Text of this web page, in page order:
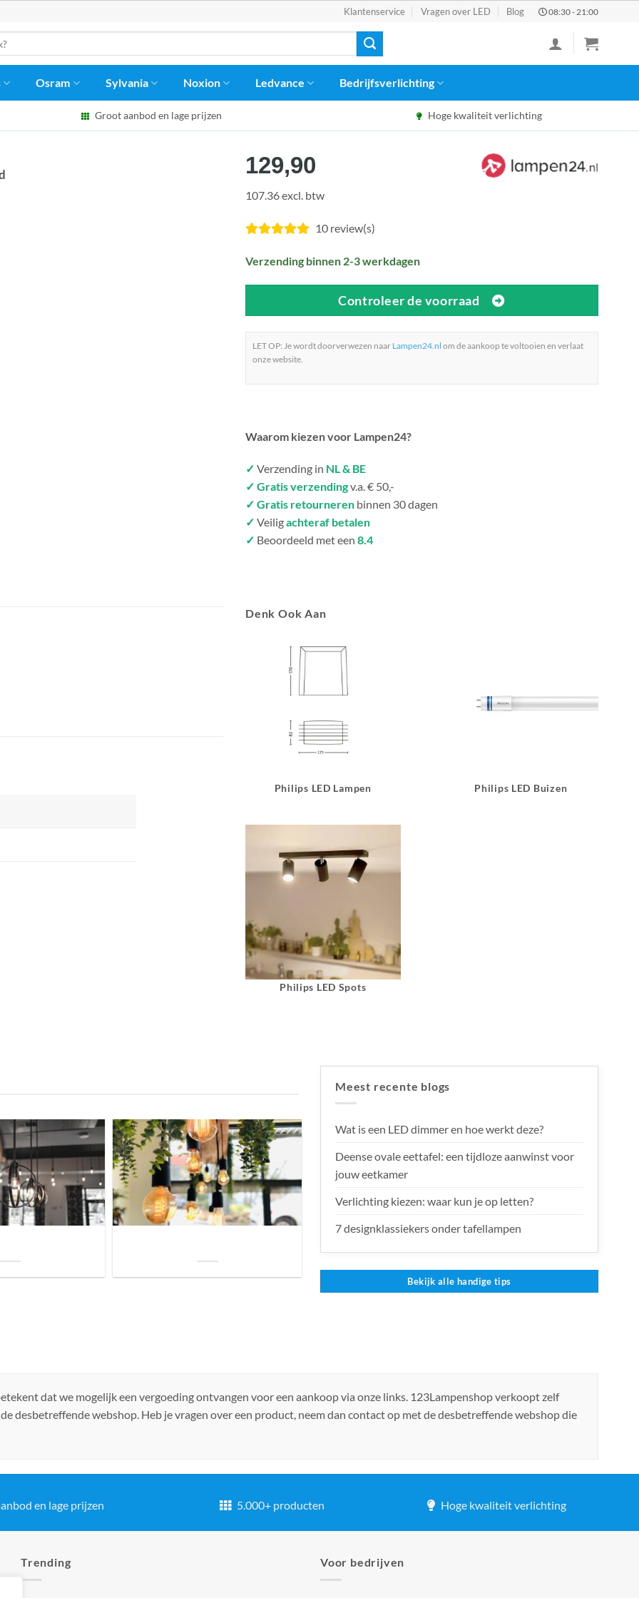
Klantenservice Vragen over LED Blog 08:30 - 21:00
Osram Sylvania Noxion Ledvance Bedrijfsverlichting
Groot aanbod en lage prijzen Hoge kwaliteit verlichting
129,90
107.36 excl. btw
10 review(s)
Verzending binnen 2-3 werkdagen
Controleer de voorraad
LET OP: Je wordt doorverwezen naar Lampen24.nl om de aankoop te voltooien en verlaat
onze website.
Waarom kiezen voor Lampen24?
✓ Verzending in NL & BE
✓ Gratis verzendingv.a. € 50,-
✓ Gratis retourneren binnen 30 dagen
✓ Veiligachteraf betalen
✓ Beoordeeld met een 8.4
Denk Ook Aan
Philips LED Lampen Philips LED Buizen
Philips LED Spots
Meest recente blogs
Wat is een LED dimmer en hoe werkt deze?
Deense ovale eettafel: een tijdloze aanwinst voor
jouw eetkamer
Verlichting kiezen: waar kun je op letten?
7 designklassiekers onder tafellampen
Bekijk alle handige tips
dat we mogelijk een vergoeding ontvangen voor een aankoop via onze links. 123Lampenshop verkoopt zelf
desbetreffende webshop. Heb je vragen over een product, neem dan contact op met de desbetreffende webshop die
en lage prijzen 5.000+ producten Hoge kwaliteit verlichting
Trending Voor bedrijven